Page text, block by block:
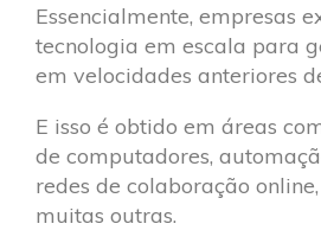
Essencialmente, empresas
tecnologia em escala para
em velocidades anteriores
E isso é obtido em áreas
de computadores,
redes de colaboração
muitas outras.